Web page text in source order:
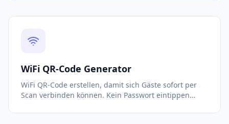
WiFi QR-Code Generator
WiFi QR-Code erstellen, damit sich Gäste sofort per
Scan verbinden können. Kein Passwort eintippen
Zuhause.